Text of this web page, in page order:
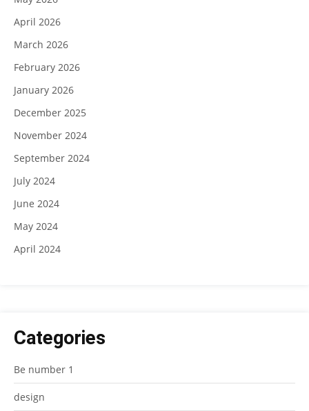
April 2026
March 2026
February 2026
January 2026
December 2025
November 2024
September 2024
July 2024
June 2024
May 2024
April 2024
Categories
Be number 1
design